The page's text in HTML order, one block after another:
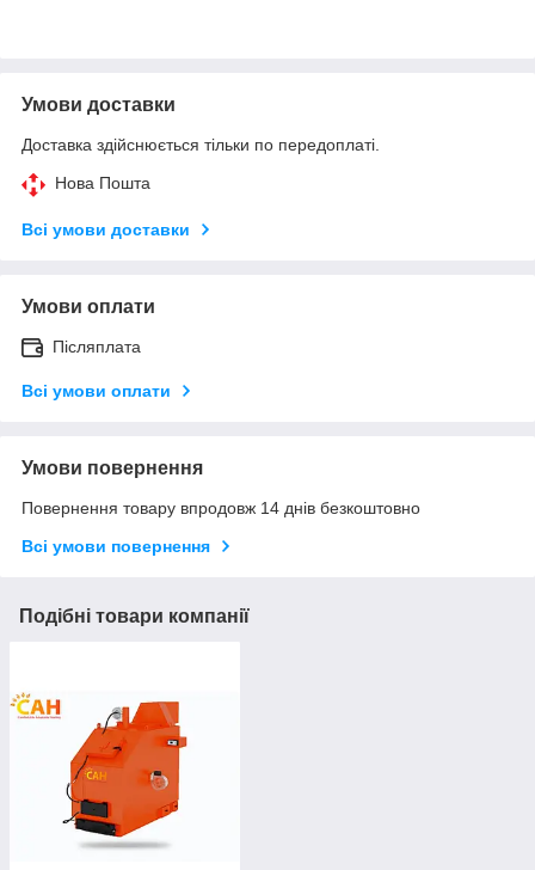
Умови доставки
Доставка здійснюється тільки по передоплаті.
Нова Пошта
Всі умови доставки
Умови оплати
Післяплата
Всі умови оплати
Умови повернення
Повернення товару впродовж 14 днів безкоштовно
Всі умови повернення
Подібні товари компанії